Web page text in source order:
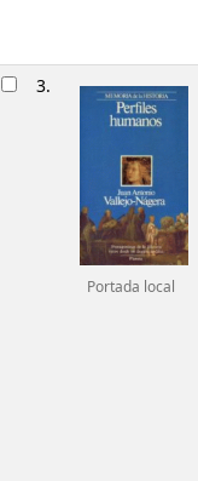
3.
Portada local